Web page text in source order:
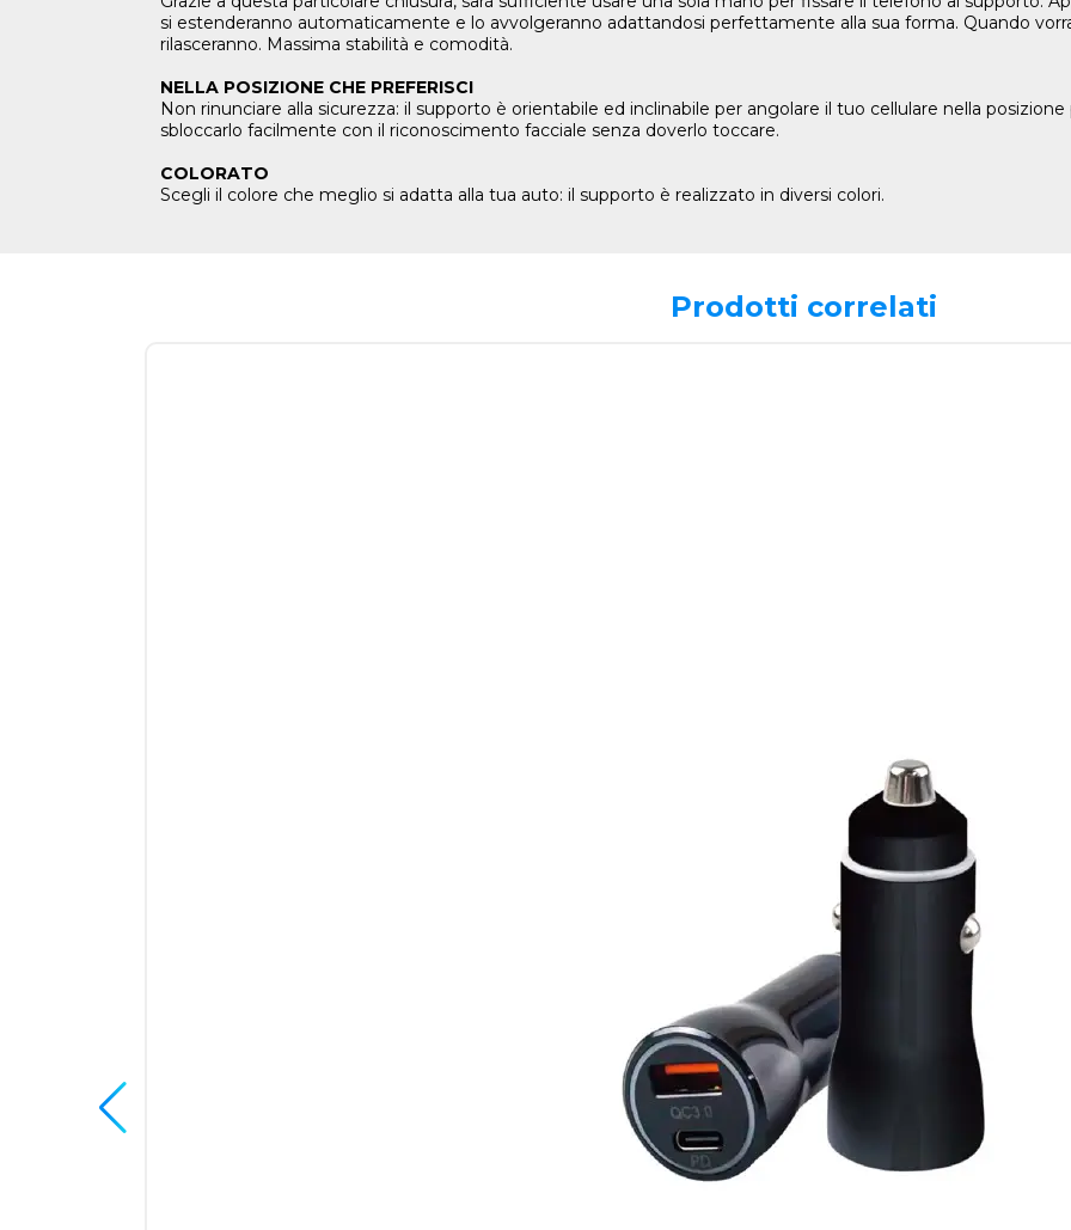
si estenderanno automaticamente e lo avvolgeranno adattandosi perfettamente alla sua forma. Quando
rilasceranno. Massima stabilità e comodità.
NELLA POSIZIONE CHE PREFERISCI
Non rinunciare alla sicurezza: il supporto è orientabile ed inclinabile per angolare il tuo cellulare nella
sbloccarlo facilmente con il riconoscimento facciale senza doverlo toccare.
COLORATO
Scegli il colore che meglio si adatta alla tua auto: il supporto è realizzato in diversi colori.
Prodotti correlati